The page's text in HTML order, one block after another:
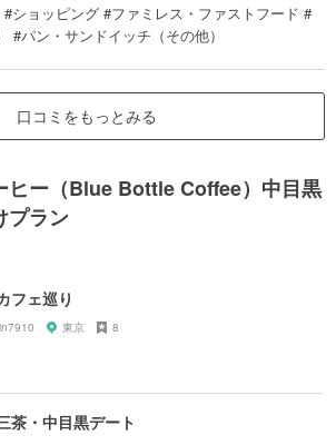
ショッピング #ファミレス・ファストフード #
#パン・サンドイッチ（その他）
口コミをもっとみる
ヒー（Blue Bottle Coffee）中目黒
プラン
ェ巡り
東京 8
茶・中目黒デート